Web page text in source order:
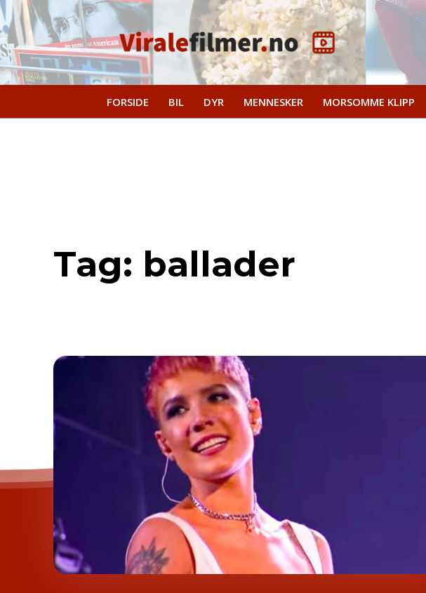
FORSIDE BIL DYR MENNESKER MORSOMME KLIPP
Tag: ballader